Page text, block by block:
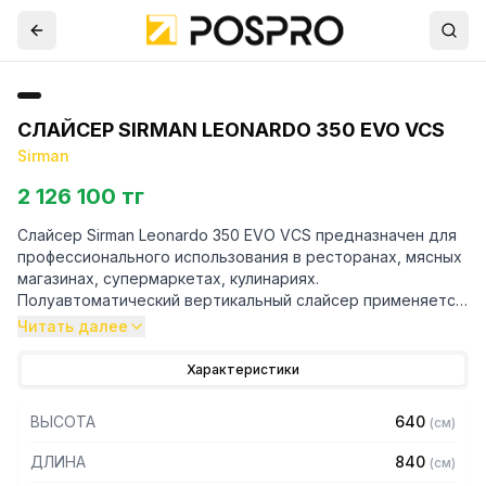
СЛАЙСЕР SIRMAN LEONARDO 350 EVO VCS
Sirman
2 126 100 тг
Слайсер Sirman Leonardo 350 EVO VCS предназначен для
профессионального использования в ресторанах, мясных
магазинах, супермаркетах, кулинариях.
Полуавтоматический вертикальный слайсер применяется
для нарезки колбасы, мяса, ветчины, различных мясных
— Корпус с закругленными углами без видимых болтовых
соединений легко очищается и практически не
подвержен коррозии
Читать далее
Характеристики
ВЫСОТА 640 (см)
ДЛИНА 840 (см)